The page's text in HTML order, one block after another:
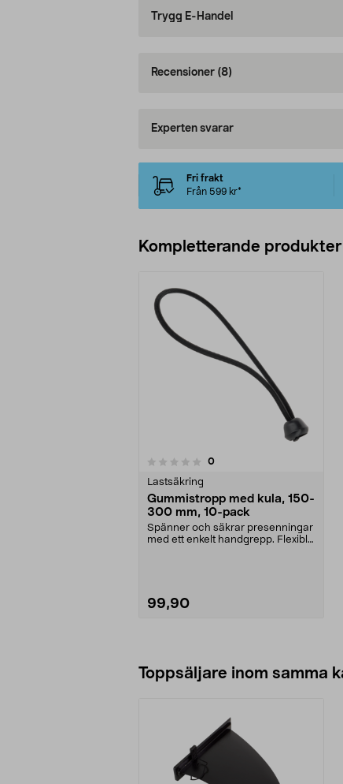
Trygg E-Handel
Recensioner (8)
Experten svarar
Fri frakt
Från 599 kr*
Kompletterande
0recensioner
Lastsäkring
Gummistropp med kula, 150-
300 mm, 10-pack
Spänner och säkrar presenningar
med ett enkelt handgrepp. Flexibla
99,90
5.0av 5 stjärnor
Toppsäljare inom samma